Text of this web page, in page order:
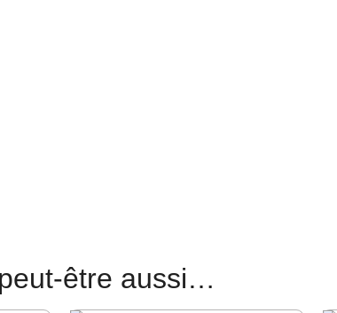
être aussi…